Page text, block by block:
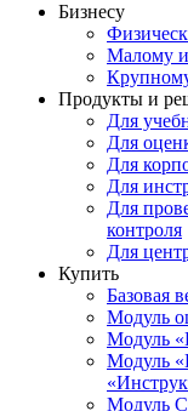
Бизнесу
Малому
Продукты и
Для
Для
Для
Для
Для
контроля
Для
Купить
Базовая
Модуль
Модуль
Модуль
Модуль